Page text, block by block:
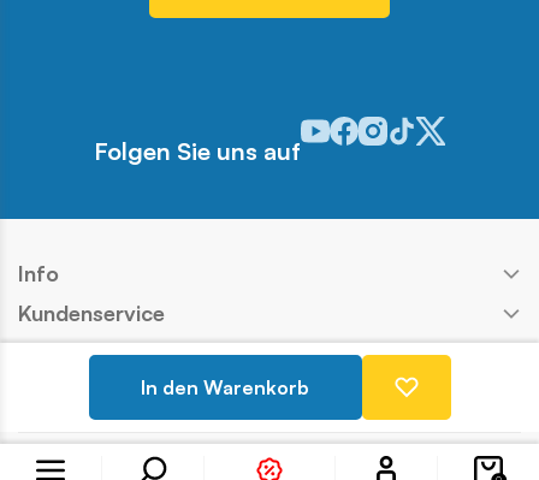
Konto
In den Warenkorb
Folgen Sie uns auf
Odwiedź nasz profil w
Odwiedź nasz profil w
Odwiedź nasz profil w
Odwiedź nasz
Odwiedź nasz
Info
Kundenservice
Copyright © COBI SA Ausführung: Ideo